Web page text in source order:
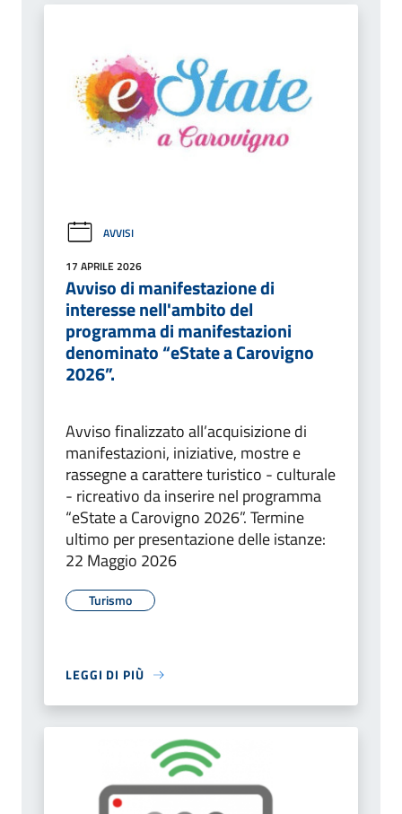
AVVISI
17 APRILE 2026
Avviso di manifestazione di
interesse nell'ambito del
programma di manifestazioni
denominato “eState a Carovigno
2026”.
Avviso finalizzato all’acquisizione di
manifestazioni, iniziative, mostre e
rassegne a carattere turistico - culturale
- ricreativo da inserire nel programma
“eState a Carovigno 2026”. Termine
ultimo per presentazione delle istanze:
22 Maggio 2026
Turismo
LEGGI DI PIÙ